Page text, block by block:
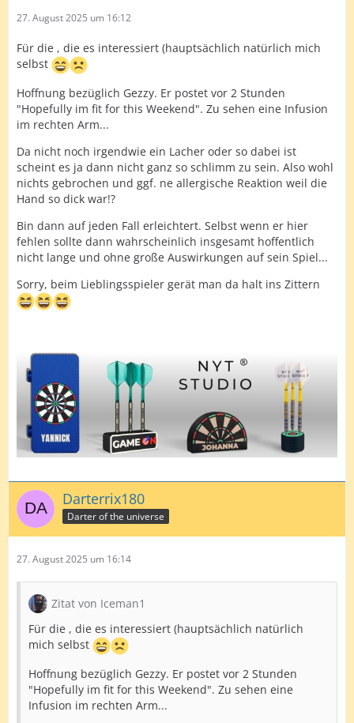
27. August 2025 um 16:12
Für die , die es interessiert (hauptsächlich natürlich mich
selbst
Hoffnung bezüglich Gezzy. Er postet vor 2 Stunden
"Hopefully im fit for this Weekend". Zu sehen eine Infusion
im rechten Arm...
Da nicht noch irgendwie ein Lacher oder so dabei ist
scheint es ja dann nicht ganz so schlimm zu sein. Also wohl
nichts gebrochen und ggf. ne allergische Reaktion weil die
Hand so dick war!?
Bin dann auf jeden Fall erleichtert. Selbst wenn er hier
fehlen sollte dann wahrscheinlich insgesamt hoffentlich
nicht lange und ohne große Auswirkungen auf sein Spiel...
Sorry, beim Lieblingsspieler gerät man da halt ins Zittern
Darterrix180
Darter of the universe
27. August 2025 um 16:14
Zitat von Iceman1
Für die , die es interessiert (hauptsächlich natürlich
mich selbst
Hoffnung bezüglich Gezzy. Er postet vor 2 Stunden
"Hopefully im fit for this Weekend". Zu sehen eine
Infusion im rechten Arm...